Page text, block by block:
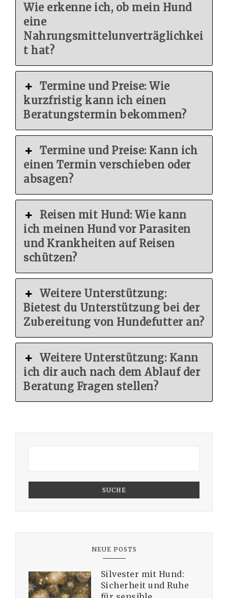
Wie erkenne ich, ob mein Hund
eine
Nahrungsmittelunverträglichkei
t hat?
Termine und Preise: Wie
kurzfristig kann ich einen
Beratungstermin bekommen?
Termine und Preise: Kann ich
einen Termin verschieben oder
absagen?
Reisen mit Hund: Wie kann
ich meinen Hund vor Parasiten
und Krankheiten auf Reisen
schützen?
Weitere Unterstützung:
Bietest du Unterstützung bei der
Zubereitung von Hundefutter an?
Weitere Unterstützung: Kann
ich dir auch nach dem Ablauf der
Beratung Fragen stellen?
SUCHE
NEUE POSTS
Silvester mit Hund:
Sicherheit und Ruhe